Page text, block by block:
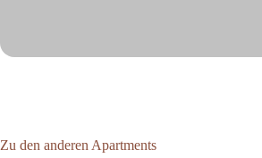
Zu den anderen Apartments